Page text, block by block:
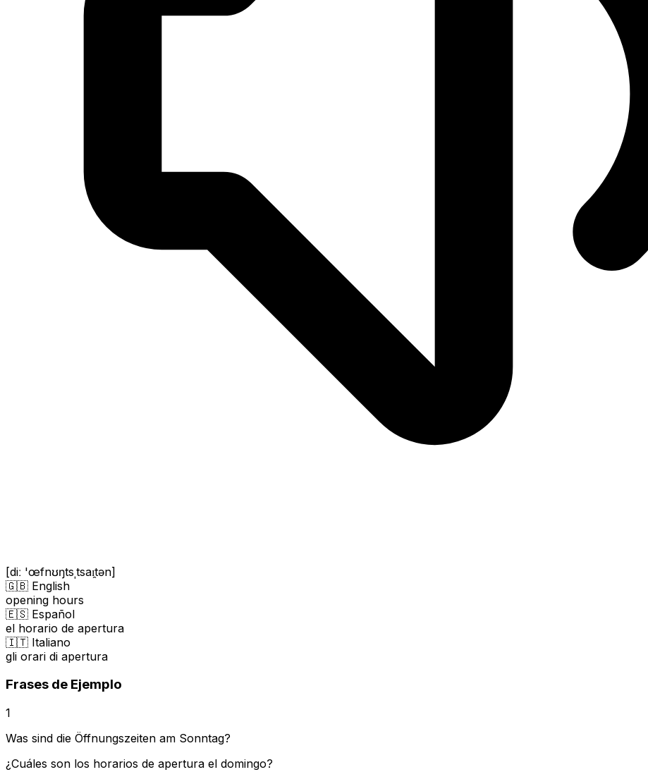
[diː 'œfnʊŋtsˌtsaɪ̯tən]
🇬🇧 English
opening hours
🇪🇸 Español
el horario de apertura
🇮🇹 Italiano
gli orari di apertura
Frases de Ejemplo
1
Was sind die Öffnungszeiten am Sonntag?
¿Cuáles son los horarios de apertura el domingo?